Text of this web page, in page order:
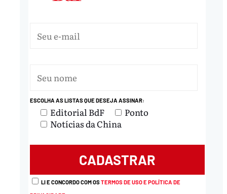
ESCOLHA AS LISTAS QUE DESEJA ASSINAR:
Editorial BdF
Ponto
Notícias da China
LI E CONCORDO COM OSTERMOS DE USO E POLÍTICA DE